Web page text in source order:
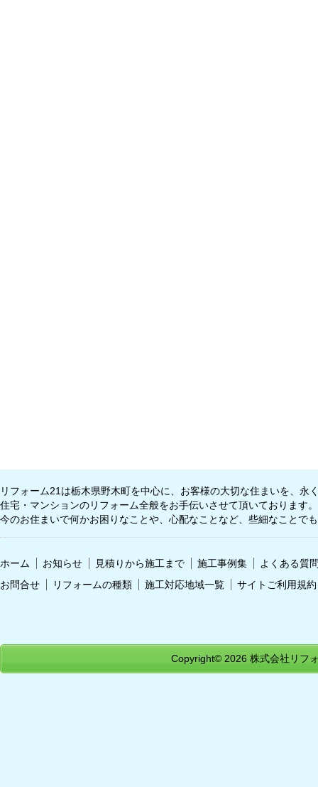
リフォーム21は栃木県野木町を中心に、お客様の大切な住まいを、永
住宅・マンションのリフォーム全般をお手伝いさせて頂いております。
今のお住まいで何かお困りなことや、心配なことなど、些細なことで
ホーム お知らせ 見積りから施工まで 施工事例集
よくある質
お問合せ
リフォームの種類 施工対応地域一覧 サイトご利用規約
Copyright© 2026 株式会社リフ